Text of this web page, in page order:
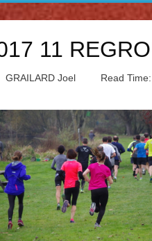
11
GRAILARD Joel Read